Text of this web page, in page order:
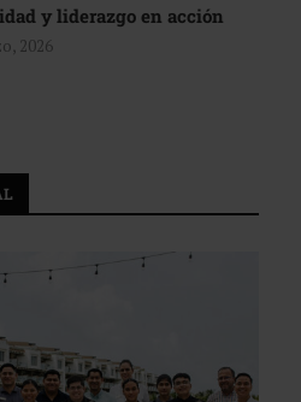
y liderazgo en acción
2026